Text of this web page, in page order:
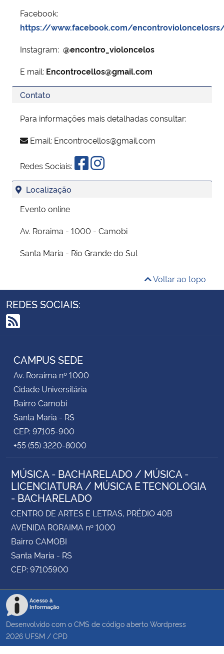
Facebook:
https://www.facebook.com/
Instagram: @encontro_violoncelos
E mail: Encontrocellos@gmail.com
Contato
Para informações mais detalhadas consultar:
Email: Encontrocellos@gmail.com
Redes Sociais:
Localização
Evento online
Av. Roraima - 1000 - Camobi
Santa Maria - Rio Grande do Sul
Voltar ao topo
REDES SOCIAIS:
RSS
CAMPUS SEDE
Av. Roraima nº 1000
Cidade Universitária
Bairro Camobi
Santa Maria - RS
CEP: 97105-900
+55 (55) 3220-8000
MÚSICA - BACHARELADO / MÚSICA -
LICENCIATURA / MÚSICA E TECNOLOGIA
- BACHARELADO
CENTRO DE ARTES E LETRAS, PRÉDIO 40B
AVENIDA RORAIMA nº 1000
Bairro CAMOBI
Santa Maria - RS
CEP: 97105900
Acesso à
Informação
Desenvolvido com o CMS de código aberto Wordpress
2026 UFSM / CPD